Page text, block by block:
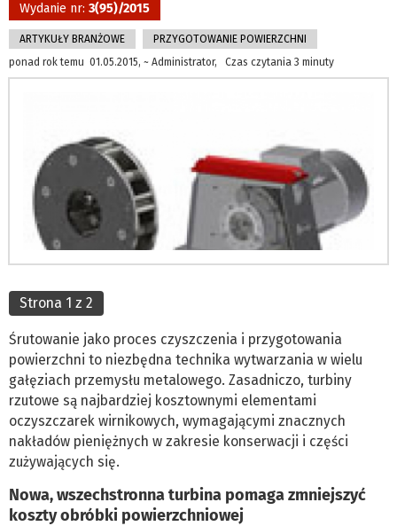
Wydanie nr: 3(95)/2015
ARTYKUŁY BRANŻOWE
PRZYGOTOWANIE POWIERZCHNI
ponad rok temu 01.05.2015, ~ Administrator, Czas czytania 3 minuty
Strona 1 z 2
Śrutowanie jako proces czyszczenia i przygotowania
powierzchni to niezbędna technika wytwarzania w wielu
gałęziach przemysłu metalowego. Zasadniczo, turbiny
rzutowe są najbardziej kosztownymi elementami
oczyszczarek wirnikowych, wymagającymi znacznych
nakładów pieniężnych w zakresie konserwacji i części
zużywających się.
Nowa, wszechstronna turbina pomaga zmniejszyć
koszty obróbki powierzchniowej